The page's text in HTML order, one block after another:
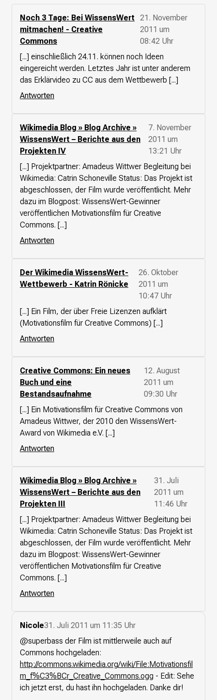
Unsere Werte
Strategische Ausrichtung 2030
Ansprechpartner*innen
Transparenz
Presse
Suchen
Zum Inhalt überspringen
Noch 3 Tage: Bei WissensWert
mitmachen! - Creative
Commons
21. November
2011 um
08:42 Uhr
[...] einschließlich 24.11. können noch Ideen
eingereicht werden. Letztes Jahr ist unter anderem
das Erklärvideo zu CC aus dem Wettbewerb [...]
Antworten
Wikimedia Blog » Blog Archive »
WissensWert – Berichte aus den
Projekten IV
7. November
2011 um
13:21 Uhr
[...] Projektpartner: Amadeus Wittwer Begleitung bei
Wikimedia: Catrin Schoneville Status: Das Projekt ist
abgeschlossen, der Film wurde veröffentlicht. Mehr
dazu im Blogpost: WissensWert-Gewinner
veröffentlichen Motivationsfilm für Creative
Commons. [...]
Antworten
Der Wikimedia WissensWert-
Wettbewerb - Katrin Rönicke
26. Oktober
2011 um
10:47 Uhr
[...] Ein Film, der über Freie Lizenzen aufklärt
(Motivationsfilm für Creative Commons) [...]
Antworten
Creative Commons: Ein neues
Buch und eine
Bestandsaufnahme
12. August
2011 um
09:30 Uhr
[...] Ein Motivationsfilm für Creative Commons von
Amadeus Wittwer, der 2010 den WissensWert-
Award von Wikimedia e.V. [...]
Antworten
Wikimedia Blog » Blog Archive »
WissensWert – Berichte aus den
Projekten III
31. Juli
2011 um
11:46 Uhr
[...] Projektpartner: Amadeus Wittwer Begleitung bei
Wikimedia: Catrin Schoneville Status: Das Projekt ist
abgeschlossen, der Film wurde veröffentlicht. Mehr
dazu im Blogpost: WissensWert-Gewinner
veröffentlichen Motivationsfilm für Creative
Commons. [...]
Antworten
Nicole31. Juli 2011 um 11:35 Uhr
@superbass der Film ist mittlerweile auch auf
Commons hochgeladen:
http://commons.wikimedia.org/wiki/File:Motivationsfil
m_f%C3%BCr_Creative_Commons.ogg - Edit: Sehe
ich jetzt erst, du hast ihn hochgeladen. Danke dir!